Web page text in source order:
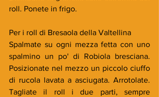
roll. Ponete in frigo.
Per i roll di Bresaola della Valtellina
Spalmate su ogni mezza fetta con uno
spalmino un po' di Robiola bresciana.
Posizionate nel mezzo un piccolo ciuffo
di rucola lavata a asciugata. Arrotolate.
Tagliate il roll i due parti, sempre